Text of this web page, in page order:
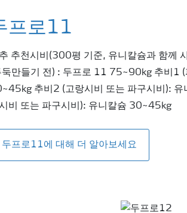
프로11
추천시비(300평 기준, 유니칼슘과 함께
둑만들기 전) : 두프로 11 75~90kg 추비1 (
추비2 (고랑시비 또는 파구시비):
비 또는 파구시비): 유니칼슘 30~45kg
두프로11에 대해 더 알아보세요